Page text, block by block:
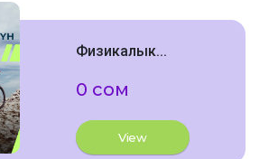
Физикалык...
0 сом
View